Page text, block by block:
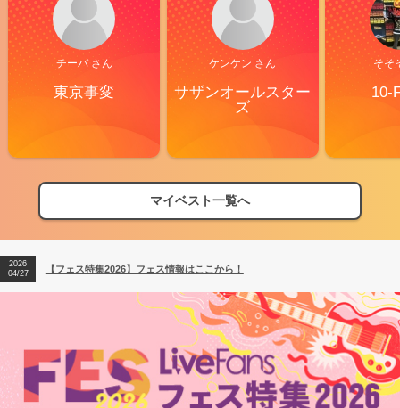
チーバ さん
東京事変
ケンケン さん
サザンオールスター
ズ
そそ
10-
マイベスト一覧へ
【フェス特集2026】フェス情報はここから！
【ライブ動員ランキング】2026年上半期編発表！
2026
04/27
【フェス特集2026】フェス情報はここから！
2026
【ライブ動員ランキング】2026年上半期編発表！